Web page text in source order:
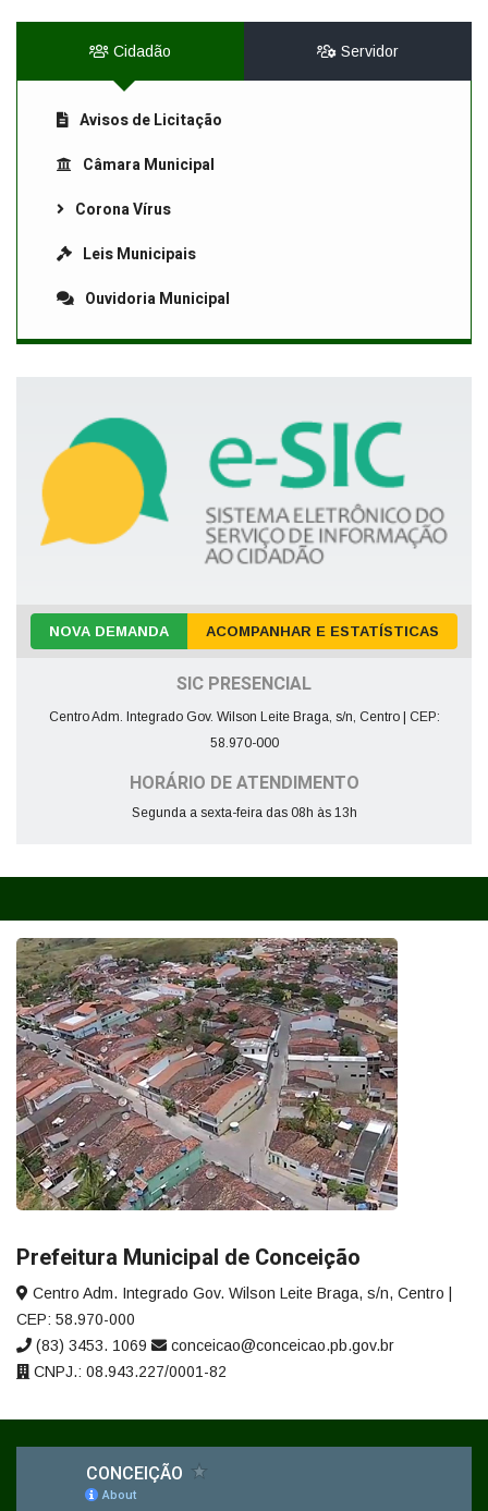
Cidadão Servidor
Avisos de Licitação
Câmara Municipal
Corona Vírus
Leis Municipais
Ouvidoria Municipal
NOVA DEMANDA ACOMPANHAR E ESTATÍSTICAS
SIC PRESENCIAL
Centro Adm. Integrado Gov. Wilson Leite Braga, s/n, Centro | CEP:
58.970-000
HORÁRIO DE ATENDIMENTO
Segunda a sexta-feira das 08h às 13h
Prefeitura Municipal de Conceição
Centro Adm. Integrado Gov. Wilson Leite Braga, s/n, Centro |
CEP: 58.970-000
(83) 3453. 1069
conceicao@conceicao.pb.gov.br
CNPJ.: 08.943.227/0001-82